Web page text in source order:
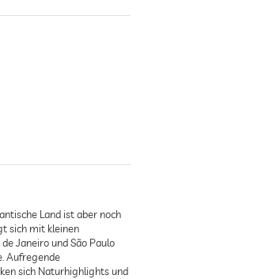
Land ist aber noch
sich mit kleinen
Janeiro und São Paulo
Aufregende
sich Naturhighlights und